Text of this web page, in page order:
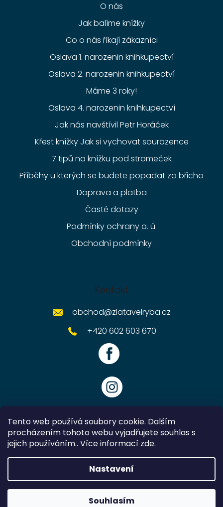
Tento web používá soubory cookie. Dalším
procházením tohoto webu vyjadřujete souhlas s
jejich používáním.. Více informací zde.
Nastavení
Souhlasím
O nás
Jak balíme knížky
Co o nás říkají zákazníci
Oslava 1. narozenin knihkupectví
Oslava 2. narozenin knihkupectví
Máme 3 roky!
Oslava 4. narozenin knihkupectví
Jak nás navštívil Petr Horáček
Křest knížky Jak si vychovat sourozence
7 tipů na knížku pod stromeček
Příběhy u kterých se budete popadat za břicho
Doprava a platba
Časté dotazy
Podmínky ochrany o. ú.
Obchodní podmínky
Kontakt
obchod@zlatavelryba.cz
+420 602 603 670
Vytvořil Shoptet
Zlatavelryba.cz. Všechna práva vyhrazena.